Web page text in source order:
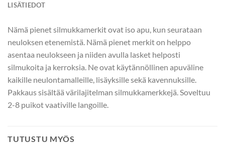
LISÄTIEDOT
Nämä pienet silmukkamerkit ovat iso apu, kun seurataan
neuloksen etenemistä. Nämä pienet merkit on helppo
asentaa neulokseen ja niiden avulla lasket helposti
silmukoita ja kerroksia. Ne ovat käytännöllinen apuväline
kaikille neulontamalleille, lisäyksille sekä kavennuksille.
Pakkaus sisältää värilajitelman silmukkamerkkejä. Soveltuu
2-8 puikot vaativille langoille.
TUTUSTU MYÖS